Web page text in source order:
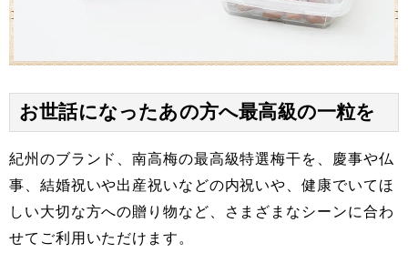
お世話になったあの方へ最高級の一粒を
紀州のブランド、南高梅の最高級特選梅干を、慶事や仏
事、結婚祝いや出産祝いなどの内祝いや、健康でいてほ
しい大切な方への贈り物など、さまざまなシーンに合わ
せてご利用いただけます。